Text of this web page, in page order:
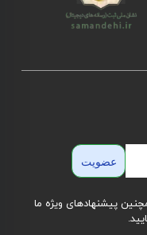
عضویت
پیشنهادهای ویژه ما